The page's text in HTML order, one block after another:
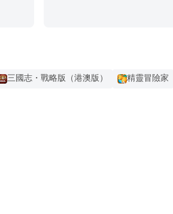
三國志・戰略版（港澳版） 精靈冒險家